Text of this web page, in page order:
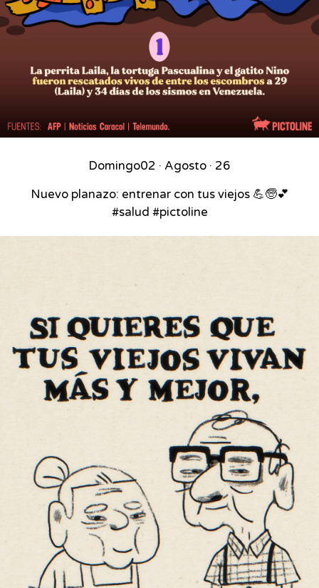
Domingo02 · Agosto · 26
Nuevo planazo: entrenar con tus viejos 💪🧓💕
#salud #pictoline